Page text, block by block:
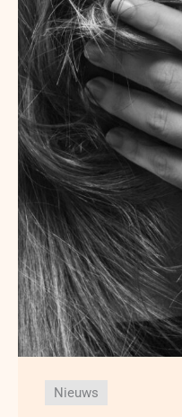
Nieuws